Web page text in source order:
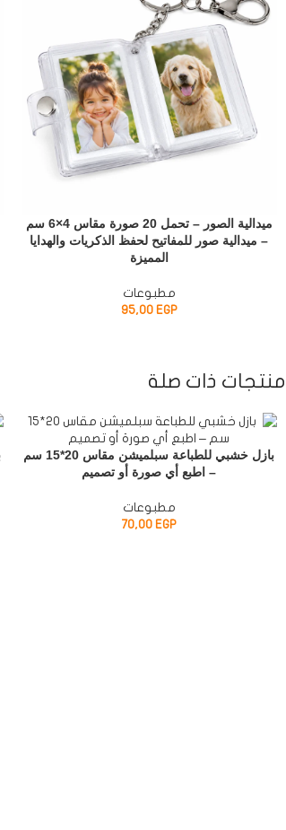
ميدالية الصور – تحمل 20 صورة مقاس 4×6 سم
– ميدالية صور للمفاتيح لحفظ الذكريات والهدايا
المميزة
مطبوعات
95,00 EGP
منتجات ذات صلة
بازل خشبي للطباعة سبلميشن مقاس 20*15 سم
– اطبع أي صورة أو تصميم
مطبوعات
70,00EGP